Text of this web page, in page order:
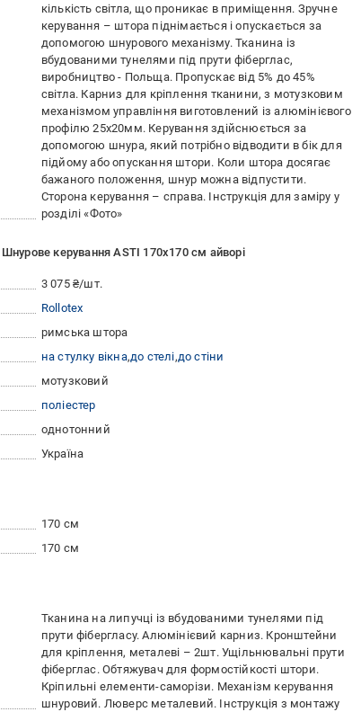
кількість світла, що проникає в приміщення. Зручне
керування – штора піднімається і опускається за
допомогою шнурового механізму. Тканина із
вбудованими тунелями під прути фіберглас,
виробництво - Польща. Пропускає від 5% до 45%
світла. Карниз для кріплення тканини, з мотузковим
механізмом управління виготовлений із алюмінієвого
профілю 25х20мм. Керування здійснюється за
допомогою шнура, який потрібно відводити в бік для
підйому або опускання штори. Коли штора досягає
бажаного положення, шнур можна відпустити.
Сторона керування – справа. Інструкція для заміру у
розділі «Фото»
керування ASTI 170x170 см айворі
3 075 ₴/шт.
Rollotex
римська штора
на стулку вікна до стелі до стіни
мотузковий
поліестер
однотонний
Україна
170 см
170 см
Тканина на липучці із вбудованими тунелями під
прути фібергласу. Алюмінієвий карниз. Кронштейни
для кріплення, металеві – 2шт. Ущільнювальні прути
фіберглас. Обтяжувач для формостійкості штори.
Кріпильні елементи-саморізи. Механізм керування
шнуровий. Люверс металевий. Інструкція з монтажу